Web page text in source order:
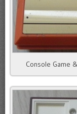
Console Game